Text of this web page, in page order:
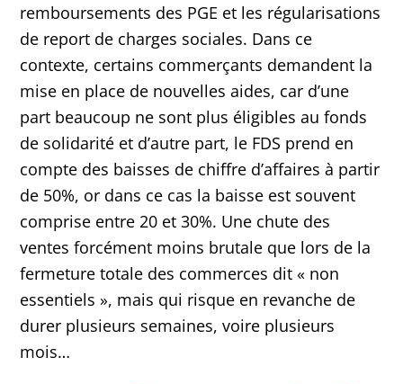
remboursements des PGE et les régularisations
de report de charges sociales. Dans ce
contexte, certains commerçants demandent la
mise en place de nouvelles aides, car d’une
part beaucoup ne sont plus éligibles au fonds
de solidarité et d’autre part, le FDS prend en
compte des baisses de chiffre d’affaires à partir
de 50%, or dans ce cas la baisse est souvent
comprise entre 20 et 30%. Une chute des
ventes forcément moins brutale que lors de la
fermeture totale des commerces dit « non
essentiels », mais qui risque en revanche de
durer plusieurs semaines, voire plusieurs
mois…